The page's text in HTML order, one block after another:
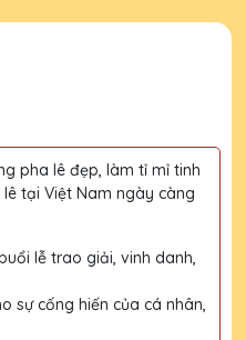
pha lê đẹp, làm tỉ mỉ tinh
tại Việt Nam ngày càng
lễ trao giải, vinh danh,
sự cống hiến của cá nhân,